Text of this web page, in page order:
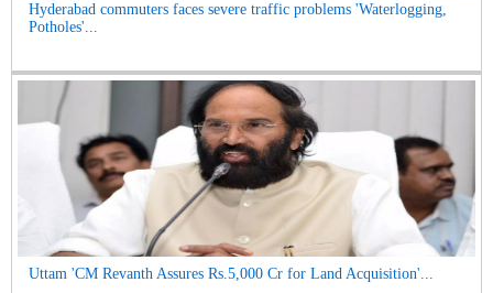
Hyderabad commuters faces severe traffic problems 'Waterlogging,
Potholes'...
Uttam 'CM Revanth Assures Rs.5,000 Cr for Land Acquisition'...